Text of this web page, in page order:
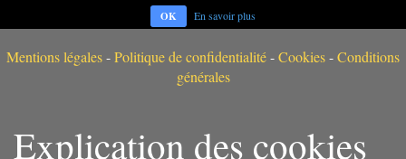
OK
En savoir plus
Mentions légales-Politique de confidentialité-Cookies-Conditions
générales
Explication des cookies